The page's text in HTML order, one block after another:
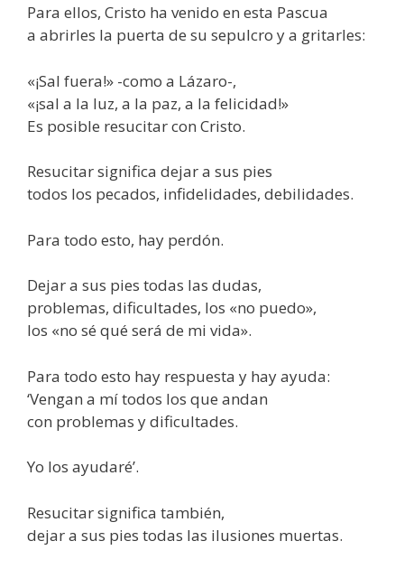
Para ellos, Cristo ha venido en esta Pascua
a abrirles la puerta de su sepulcro y a gritarles:
«¡Sal fuera!» -como a Lázaro-,
«¡sal a la luz, a la paz, a la felicidad!»
Es posible resucitar con Cristo.
Resucitar significa dejar a sus pies
todos los pecados, infidelidades, debilidades.
Para todo esto, hay perdón.
Dejar a sus pies todas las dudas,
problemas, dificultades, los «no puedo»,
los «no sé qué será de mi vida».
Para todo esto hay respuesta y hay ayuda:
‘Vengan a mí todos los que andan
con problemas y dificultades.
Yo los ayudaré’.
Resucitar significa también,
dejar a sus pies todas las ilusiones muertas.